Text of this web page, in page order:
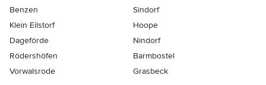
Benzen
Sindorf
Klein Eilstorf
Hoope
Dageförde
Nindorf
Rödershöfen
Barmbostel
Vorwalsrode
Grasbeck